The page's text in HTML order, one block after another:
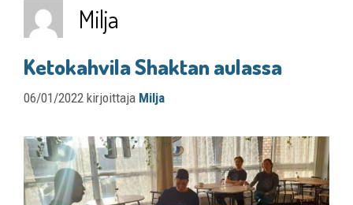
Milja
Ketokahvila Shaktan aulassa
06/01/2022 kirjoittaja Milja